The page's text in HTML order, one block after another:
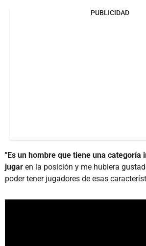
PUBLICIDAD
"Es un hombre que tiene una categoría
jugar en la posición y me hubiera
poder tener jugadores de esas